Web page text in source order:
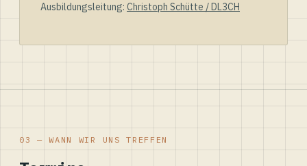
Ausbildungsleitung: Christoph Schütte / DL3CH
03 — WANN WIR UNS TREFFEN